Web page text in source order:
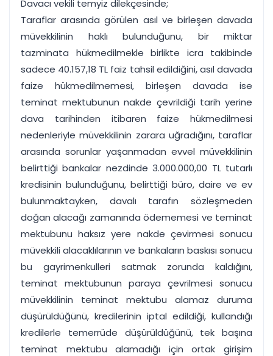
Davacı vekili temyiz dilekçesinde;
Taraflar arasında görülen asıl ve birleşen davada
müvekkilinin haklı bulunduğunu, bir miktar
tazminata hükmedilmekle birlikte icra takibinde
sadece 40.157,18 TL faiz tahsil edildiğini, asıl davada
faize hükmedilmemesi, birleşen davada ise
teminat mektubunun nakde çevrildiği tarih yerine
dava tarihinden itibaren faize hükmedilmesi
nedenleriyle müvekkilinin zarara uğradığını, taraflar
arasında sorunlar yaşanmadan evvel müvekkilinin
belirttiği bankalar nezdinde 3.000.000,00 TL tutarlı
kredisinin bulunduğunu, belirttiği büro, daire ve ev
bulunmaktayken, davalı tarafın sözleşmeden
doğan alacağı zamanında ödememesi ve teminat
mektubunu haksız yere nakde çevirmesi sonucu
müvekkili alacaklılarının ve bankaların baskısı sonucu
bu gayrimenkulleri satmak zorunda kaldığını,
teminat mektubunun paraya çevrilmesi sonucu
müvekkilinin teminat mektubu alamaz duruma
düşürüldüğünü, kredilerinin iptal edildiği, kullandığı
kredilerle temerrüde düşürüldüğünü, tek başına
teminat mektubu alamadığı için ortak girişim